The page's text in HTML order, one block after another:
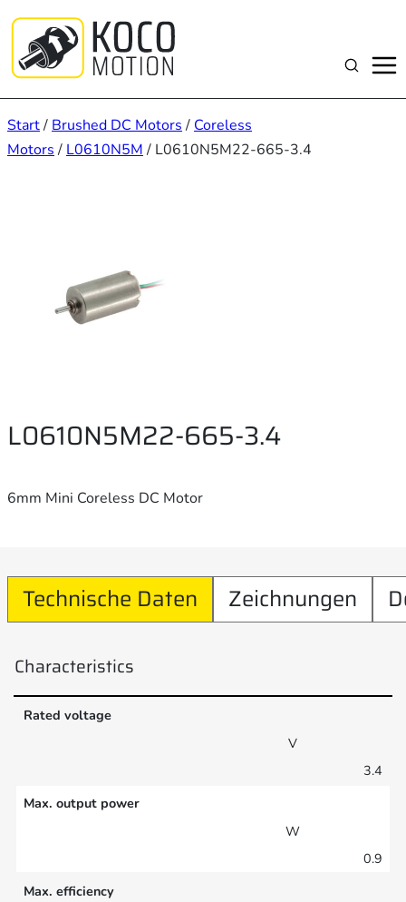
Inhalt
springen
Suchen
Start/ Brushed DC Motors / Coreless
Motors / L0610N5M / L0610N5M22-665-3.4
L0610N5M22-665-3.4
6mm Mini Coreless DC Motor
Technische Daten Zeichnungen
Characteristics
Rated voltage
V
3.4
Max. output power
W
0.9
Max. efficiency